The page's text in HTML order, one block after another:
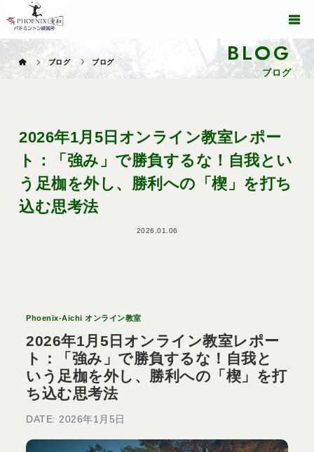
BLOG
ブログ
ブログ ブログ
2026年1月5日オンライン教室レポー
ト：「強み」で勝負するな！自我とい
う足枷を外し、勝利への「楔」を打ち
込む思考法
2026.01.06
Phoenix-Aichi オンライン教室
2026年1月5日オンライン教室レポー
ト：「強み」で勝負するな！自我と
いう足枷を外し、勝利への「楔」を打
ち込む思考法
DATE: 2026年1月5日